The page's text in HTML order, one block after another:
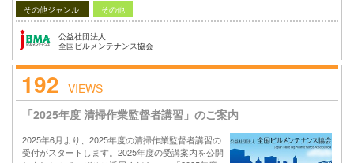
その他ジャンル その他
公益社団法人
全国ビルメンテナンス協会
192 VIEWS
「2025年度 清掃作業監督者講習」のご案内
2025年6月より、2025年度の清掃作業監督者講習の
受付がスタートします。2025年度の受講案内を公開